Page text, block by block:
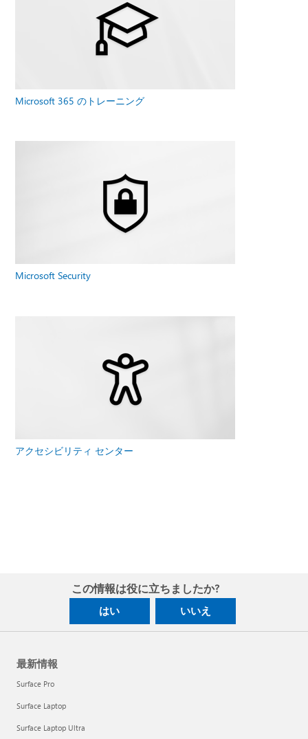
Microsoft 365 のトレーニング
Microsoft Security
アクセシビリティ センター
この情報は役に立ちましたか?
はい いいえ
最新情報
Surface Pro
Surface Laptop
Surface Laptop Ultra